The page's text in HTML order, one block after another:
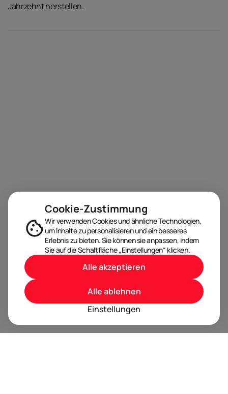
Jahrzehnt herstellen.
Cookie-Zustimmung
Wir verwenden Cookies und ähnliche Technologien,
um Inhalte zu personalisieren und ein besseres
Erlebnis zu bieten. Sie können sie anpassen, indem
Sie auf die Schaltfläche „Einstellungen“ klicken.
Einstellungen
Alle ablehnen
Alle akzeptieren